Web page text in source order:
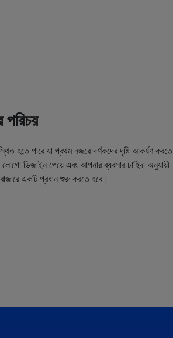
হতে পারে যা প্রথম নজরে দর্শকদের দৃষ্টি আকর্ষণ করতে
ডিজাইন পেয়ে এবং আপনার ব্যবসার চাহিদা অনুযায়ী
একটি প্রধান শুরু করতে হবে।